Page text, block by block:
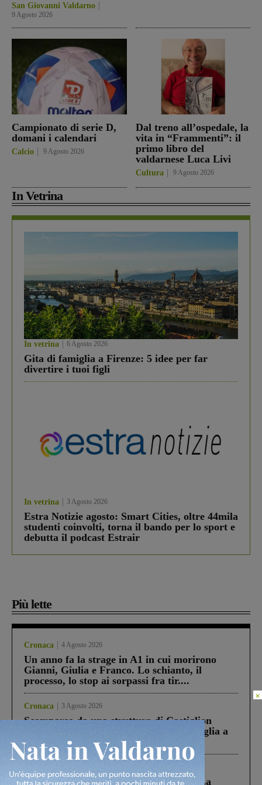
San Giovanni Valdarno
9 Agosto 2026
Campionato di serie D,
domani i calendari
Calcio 9 Agosto 2026
Dal treno all’ospedale, la
vita in “Frammenti”: il
primo libro del
valdarnese Luca Livi
Cultura 9 Agosto 2026
In Vetrina
In vetrina 6 Agosto 2026
Gita di famiglia a Firenze: 5 idee per far
divertire i tuoi figli
In vetrina 3 Agosto 2026
Estra Notizie agosto: Smart Cities, oltre 44mila
studenti coinvolti, torna il bando per lo sport e
debutta il podcast Estrair
Più lette
Cronaca 4 Agosto 2026
Un anno fa la strage in A1 in cui morirono
Gianni, Giulia e Franco. Lo schianto, il
processo, lo stop ai sorpassi fra tir....
Cronaca 3 Agosto 2026
Scomparso da una struttura di Castiglion
Fiorentino l’uomo che aveva ucciso la figlia a
Levane nel 2020
Cronaca 5 Agosto 2026
Continuano le ricerche di Miah Billal. La
×